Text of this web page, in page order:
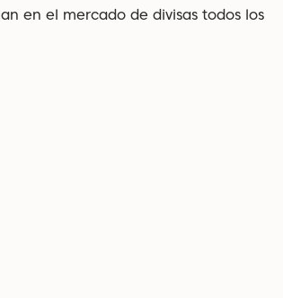
en el mercado de divisas todos los